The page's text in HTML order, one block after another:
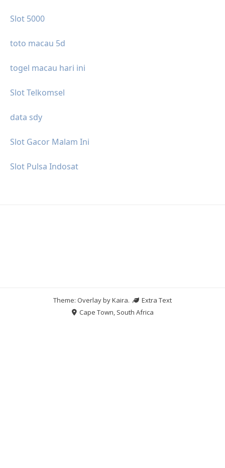
Slot 5000
toto macau 5d
togel macau hari ini
Slot Telkomsel
data sdy
Slot Gacor Malam Ini
Slot Pulsa Indosat
Theme: Overlay byKaira.
Extra Text
Cape Town, South Africa